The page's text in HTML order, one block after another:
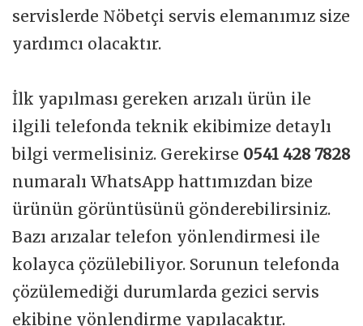
servislerde Nöbetçi servis elemanımız size
yardımcı olacaktır.
İlk yapılması gereken arızalı ürün ile
ilgili telefonda teknik ekibimize detaylı
bilgi vermelisiniz. Gerekirse 0541 428 7828
numaralı WhatsApp hattımızdan bize
ürünün görüntüsünü gönderebilirsiniz.
Bazı arızalar telefon yönlendirmesi ile
kolayca çözülebiliyor. Sorunun telefonda
çözülemediği durumlarda gezici servis
ekibine yönlendirme yapılacaktır.